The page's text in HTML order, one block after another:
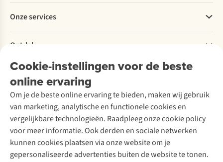
Cookie-instellingen voor de beste
online ervaring
Om je de beste online ervaring te bieden, maken wij gebruik
van marketing, analytische en functionele cookies en
vergelijkbare technologieën. Raadpleeg onze cookie policy
voor meer informatie. Ook derden en sociale netwerken
kunnen cookies plaatsen via onze website om je
gepersonaliseerde advertenties buiten de website te tonen.
Betalen
Levering
Retourneren
Bestelling herroepen
Garantie
Contact
Explore More
Verantwoord ondernemen
Over Ayacucho
Onze winkels
Over A.S.Adventure
Toegankelijkheidsverklaring
Onze services
Ski-onderhoud
Wasservice
Schoenonderhoud
Schoenherstelling
Kledingherstelling
Retouches
Voor bedrijven
Ontdek
A.S.Magazine
Podcast
Explore Academy
Explore Camp
Gear Check
Inspiratie & advies
Meld je aan voor de nieuwsbrief
Follow us